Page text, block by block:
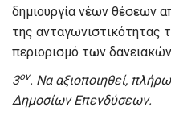
δημιουργία νέων θέσεων
της ανταγωνιστικότητας
περιορισμό των
3ον. Να αξιοποιηθεί,
Δημοσίων Επενδύσεων.